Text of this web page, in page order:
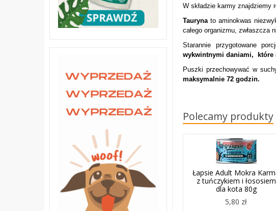
W składzie karmy znajdziemy
Taurynato aminokwas
całego organizmu, zwłaszcza
Starannie przygotowane
wykwintnymi daniami, które
Puszki przechowywać w
maksymalnie 72 godzin.
Polecamy produkty
Łapsie Adult Mokra
z tuńczykiem i łososiem
dla kota 80g
5,80 zł